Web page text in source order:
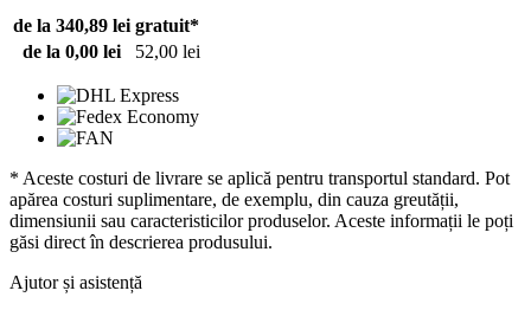
de la 340,89 lei gratuit*
de la 0,00 lei
52,00 lei
* Aceste costuri de livrare se aplică pentru transportul standard. Pot
apărea costuri suplimentare, de exemplu, din cauza greutății,
dimensiunii sau caracteristicilor produselor. Aceste informații le poți
găsi direct în descrierea produsului.
Ajutor și asistență